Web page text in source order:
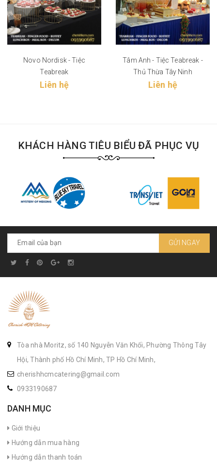
Novo Nordisk - Tiệc
Teabreak
Liên hệ
Tâm Anh - Tiệc Teabreak -
Thủ Thừa Tây Ninh
Liên hệ
KHÁCH HÀNG TIÊU BIỂU ĐÃ PHỤC VỤ
GỬI NGAY
Tòa nhà Moritz, số 140 Nguyễn Văn Khối, Phường Thông Tây
Hội, Thành phố Hồ Chí Minh, TP Hồ Chí Minh,
cherishhcmcatering@gmail.com
0933190687
DANH MỤC
Giới thiệu
Hướng dẫn mua hàng
Hướng dẫn thanh toán